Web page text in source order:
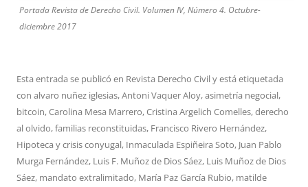
Portada Revista de Derecho Civil. Volumen IV, Número 4. Octubre-
diciembre 2017
Esta entrada se publicó en Revista Derecho Civily está etiquetada
con alvaro nuñez iglesias,Antoni Vaquer Aloy,asimetría negocial,
bitcoin,Carolina Mesa Marrero,Cristina Argelich Comelles,derecho
al olvido,familias reconstituidas, Francisco Rivero Hernández,
Hipoteca y crisis conyugal, Inmaculada Espiñeira Soto, Juan Pablo
Murga Fernández, Luis F. Muñoz de Dios Sáez, Luis Muñoz de Dios
Sáez, mandato extralimitado, María Paz García Rubio, matilde